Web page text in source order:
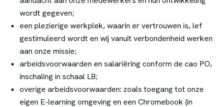
wordt gegeven;
een plezierige werkplek, waarin er vertrouwen is, lef
gestimuleerd wordt en wij vanuit verbondenheid werken
aan onze missie;
arbeidsvoorwaarden en salariëring conform de cao PO,
inschaling in schaal LB;
overige arbeidsvoorwaarden: zoals toegang tot onze
eigen E-learning omgeving en een Chromebook (in